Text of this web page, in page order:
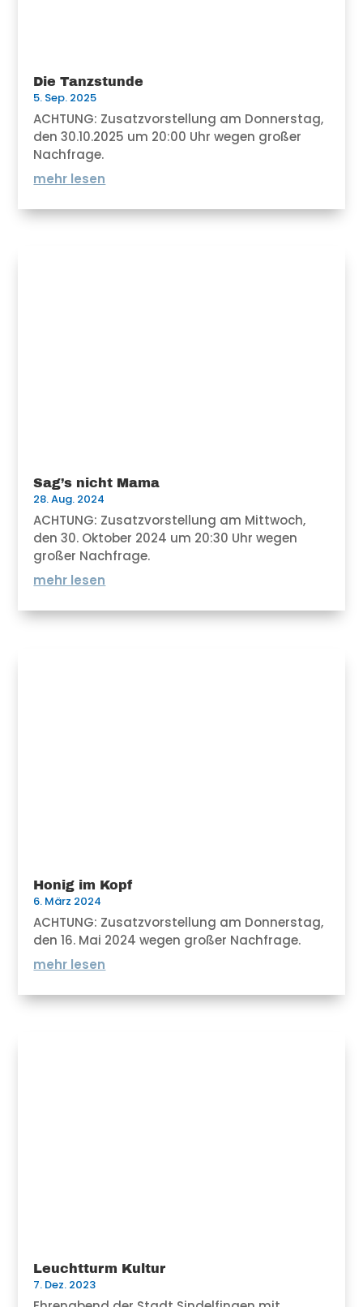
Die Tanzstunde
5. Sep. 2025
ACHTUNG: Zusatzvorstellung am Donnerstag,
den 30.10.2025 um 20:00 Uhr wegen großer
Nachfrage.
mehr lesen
Sag’s nicht Mama
28. Aug. 2024
ACHTUNG: Zusatzvorstellung am Mittwoch,
den 30. Oktober 2024 um 20:30 Uhr wegen
großer Nachfrage.
mehr lesen
Honig im Kopf
6. März 2024
ACHTUNG: Zusatzvorstellung am Donnerstag,
den 16. Mai 2024 wegen großer Nachfrage.
mehr lesen
Leuchtturm Kultur
7. Dez. 2023